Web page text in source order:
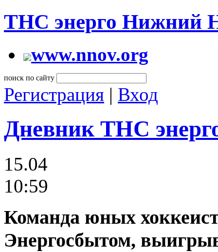
ТНС энерго Нижний
www.nnov.org
поиск по сайту
Регистрация | Вход
Дневник ТНС
15.04
10:59
Команда юных
Энергосбытом,